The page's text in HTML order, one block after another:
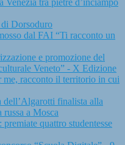
Venezia tra pietre d’inciampo
Dorsoduro
dal FAI “Ti racconto un
e promozione del
Veneto” - X Edizione
me, racconto il territorio in cui
dell’Algarotti finalista alla
a Mosca
quattro studentesse